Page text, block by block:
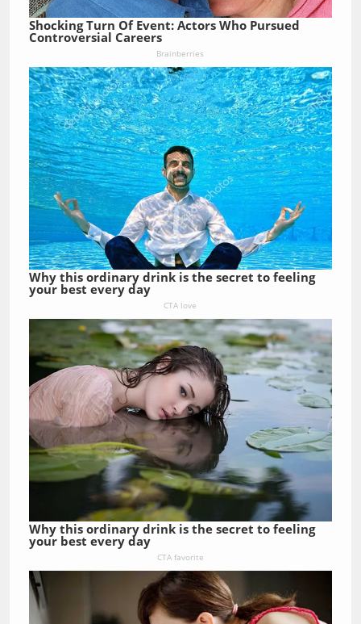
Shocking Turn Of Event: Actors Who Pursued
Controversial Careers
Brainberries
Why this ordinary drink is the secret to feeling
your best every day
CTA love
Why this ordinary drink is the secret to feeling
your best every day
CTA favorite